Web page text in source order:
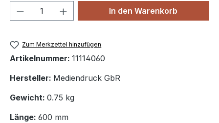
Produkt Anzahl: Gib denIn den Warenkorb
Zum Merkzettel hinzufügen
Artikelnummer: 11114060
Hersteller: Mediendruck GbR
Gewicht: 0.75 kg
Länge: 600 mm